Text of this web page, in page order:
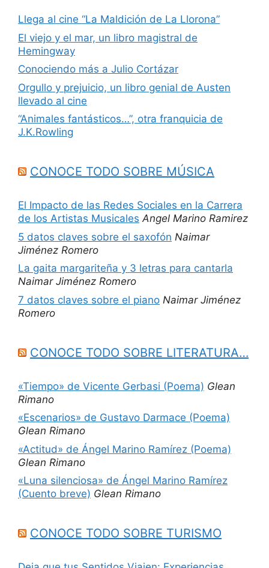
Llega al cine “La Maldición de La Llorona”
El viejo y el mar, un libro magistral de
Hemingway
Conociendo más a Julio Cortázar
Orgullo y prejuicio, un libro genial de Austen
llevado al cine
“Animales fantásticos…”, otra franquicia de
J.K.Rowling
CONOCE TODO SOBRE MÚSICA
El Impacto de las Redes Sociales en la Carrera
de los Artistas Musicales Angel Marino Ramirez
5 datos claves sobre el saxofón Naimar
Jiménez Romero
La gaita margariteña y 3 letras para cantarla
Naimar Jiménez Romero
7 datos claves sobre el piano Naimar Jiménez
Romero
CONOCE TODO SOBRE LITERATURA…
«Tiempo» de Vicente Gerbasi (Poema) Glean
Rimano
«Escenarios» de Gustavo Darmace (Poema)
Glean Rimano
«Actitud» de Ángel Marino Ramírez (Poema)
Glean Rimano
«Luna silenciosa» de Ángel Marino Ramírez
(Cuento breve) Glean Rimano
CONOCE TODO SOBRE TURISMO